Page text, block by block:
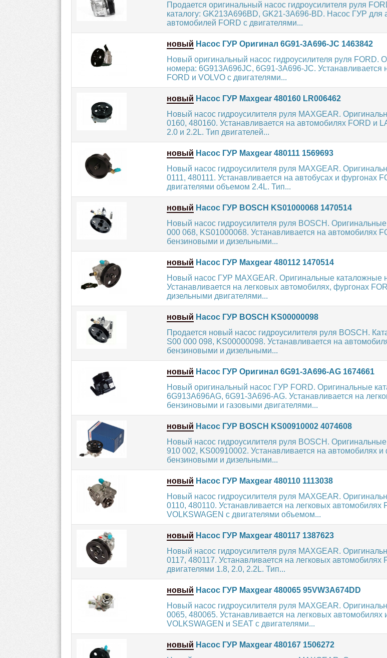
Продается оригинальный насос гидроусилителя руля
каталогу: GK213A696BD, GK21-3A696-BD. Насос ГУР для
автомобилей FORD с двигателями...
новый Насос ГУР Оригинал 6G91-3A696-JC 1463842
Новый оригинальный насос гидроусилителя руля FORD.
номера: 6G913A696JC, 6G91-3A696-JC. Устанавливается
FORD и VOLVO с двигателями...
новый Насос ГУР Maxgear 480160 LR006462
Новый насос гидроусилителя руля MAXGEAR.
0160, 480160. Устанавливается на автомобилях FORD и
2.0 и 2.2L. Тип двигателей...
новый Насос ГУР Maxgear 480111 1569693
Новый насос гидроусилителя руля MAXGEAR.
0111, 480111. Устанавливается на автобусах и фургонах
двигателями объемом 2.4L. Тип...
новый Насос ГУР BOSCH KS01000068 1470514
Новый насос гидроусилителя руля BOSCH.
000 068, KS01000068. Устанавливается на автомобилях
бензиновыми и дизельными...
новый Насос ГУР Maxgear 480112 1470514
Новый насос ГУР MAXGEAR. Оригинальные каталожные
Устанавливается на легковых автомобилях, фургонах
дизельными двигателями...
новый Насос ГУР BOSCH KS00000098
Продается новый насос гидроусилителя руля BOSCH.
S00 000 098, KS00000098. Устанавливается на
бензиновыми и дизельными...
новый Насос ГУР Оригинал 6G91-3A696-AG 1674661
Новый оригинальный насос ГУР FORD. Оригинальные
6G913A696AG, 6G91-3A696-AG. Устанавливается на
бензиновыми и газовыми двигателями...
новый Насос ГУР BOSCH KS00910002 4074608
Новый насос гидроусилителя руля BOSCH.
910 002, KS00910002. Устанавливается на автомобилях и
бензиновыми и дизельными...
новый Насос ГУР Maxgear 480110 1113038
Новый насос гидроусилителя руля MAXGEAR.
0110, 480110. Устанавливается на легковых автомобилях
VOLKSWAGEN с двигателями объемом...
новый Насос ГУР Maxgear 480117 1387623
Новый насос гидроусилителя руля MAXGEAR.
0117, 480117. Устанавливается на легковых автомобилях
двигателями 1.8, 2.0, 2.2L. Тип...
новый Насос ГУР Maxgear 480065 95VW3A674DD
Новый насос гидроусилителя руля MAXGEAR.
0065, 480065. Устанавливается на легковых автомобилях
VOLKSWAGEN и SEAT с двигателями...
новый Насос ГУР Maxgear 480167 1506272